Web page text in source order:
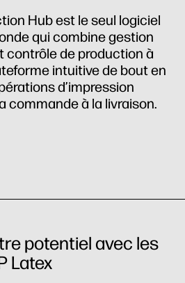
Hub est le seul logiciel
qui combine gestion
contrôle de production à
intuitive de bout en
d’impression
commande à la livraison.
potentiel avec les
Latex